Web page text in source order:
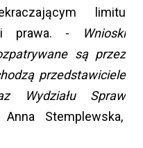
limitu
prawa. -
Wnioski
są przez
przedstawiciele
Wydziału Spraw
Stemplewska,